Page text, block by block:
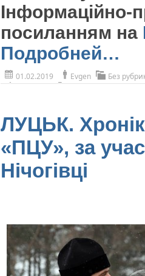
Інформаційно-
посиланням на
Подробней…
01.02.2019 Evgen Без
ЛУЦЬК.
«ПЦУ», за
Нічогівці